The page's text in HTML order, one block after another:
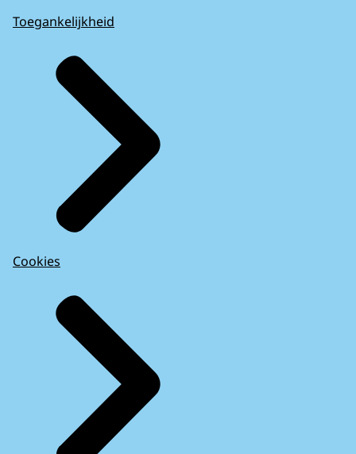
Toegankelijkheid
Cookies